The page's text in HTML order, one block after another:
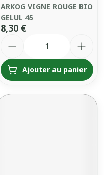
ARKOG VIGNE ROUGE BIO
GELUL 45
8,30 €
Ajouter au panier